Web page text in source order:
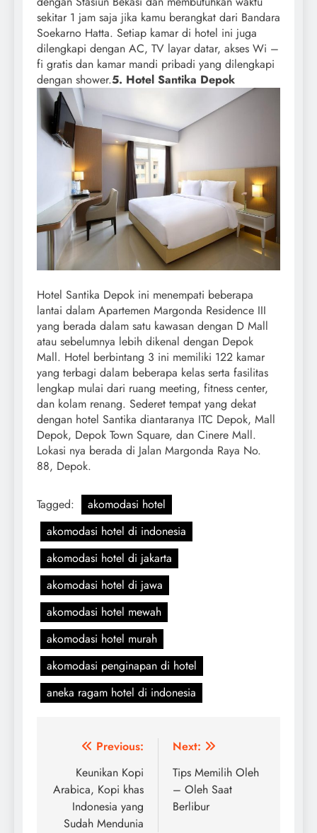
sekitar 1 jam saja jika kamu berangkat dari Bandara
Soekarno Hatta. Setiap kamar di hotel ini juga
dilengkapi dengan AC, TV layar datar, akses Wi –
fi gratis dan kamar mandi pribadi yang dilengkapi
dengan shower.5. Hotel Santika Depok
Hotel Santika Depok ini menempati beberapa
lantai dalam Apartemen Margonda Residence III
yang berada dalam satu kawasan dengan D Mall
atau sebelumnya lebih dikenal dengan Depok
Mall. Hotel berbintang 3 ini memiliki 122 kamar
yang terbagi dalam beberapa kelas serta fasilitas
lengkap mulai dari ruang meeting, fitness center,
dan kolam renang. Sederet tempat yang dekat
dengan hotel Santika diantaranya ITC Depok, Mall
Depok, Depok Town Square, dan Cinere Mall.
Lokasi nya berada di Jalan Margonda Raya No.
88, Depok.
Tagged:
akomodasi hotel
akomodasi hotel di indonesia
akomodasi hotel di jakarta
akomodasi hotel di jawa
akomodasi hotel mewah
akomodasi hotel murah
akomodasi penginapan di hotel
aneka ragam hotel di indonesia
Navigasi
pos
Previous:
Keunikan Kopi
Arabica, Kopi khas
Indonesia yang
Sudah Mendunia
Next:
Tips Memilih Oleh
– Oleh Saat
Berlibur